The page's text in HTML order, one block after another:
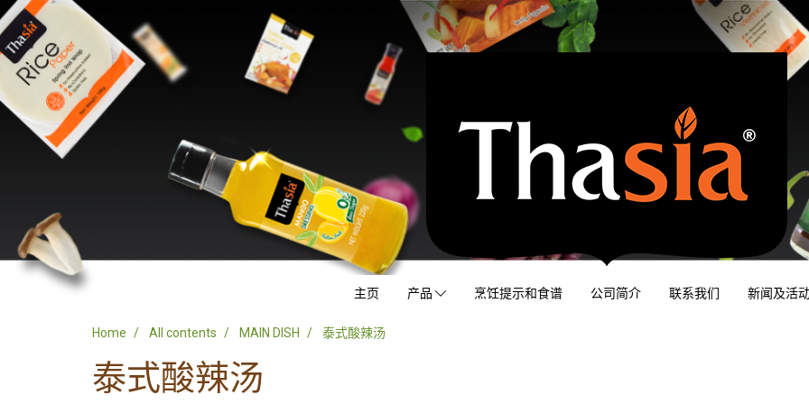
主页 产品 烹饪提示和食谱 公司简介 联系我们 新闻及活
Home All contents MAIN DISH 泰式酸辣汤
泰式酸辣汤